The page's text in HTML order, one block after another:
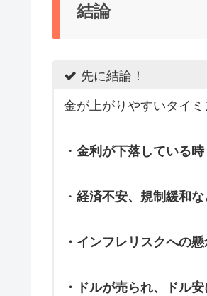
結論
先に結論！
金が上がりやすいタイミ
・金利が下落している時
・経済不安、規制緩和
・インフレリスクへの
・ドルが売られ、ドル